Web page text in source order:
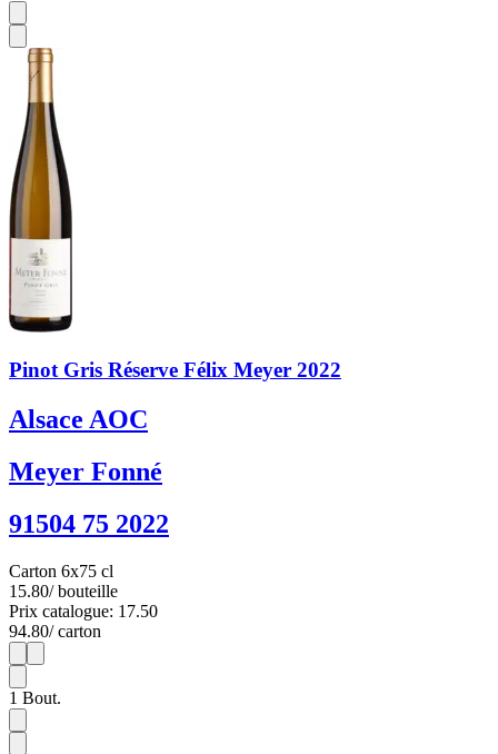
Pinot Gris Réserve Félix Meyer 2022
Alsace AOC
Meyer Fonné
91504 75 2022
Carton 6x75 cl
15.80/ bouteille
Prix catalogue: 17.50
94.80/ carton
1
1 Bout.